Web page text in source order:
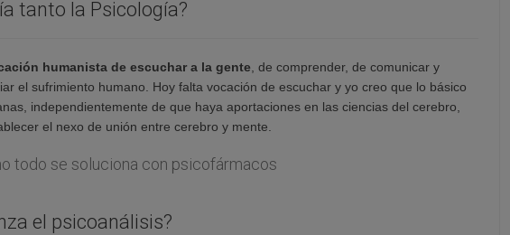
tanto la Psicología?
humanista de escuchar a la gente , de comprender, de comunicar y
el sufrimiento humano. Hoy falta vocación de escuchar y yo creo que lo básico
independientemente de que haya aportaciones en las ciencias del cerebro,
el nexo de unión entre cerebro y mente.
todo se soluciona con psicofármacos
el psicoanálisis?